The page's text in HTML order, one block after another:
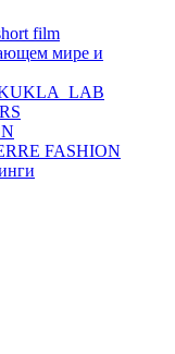
film
мире и
FASHION